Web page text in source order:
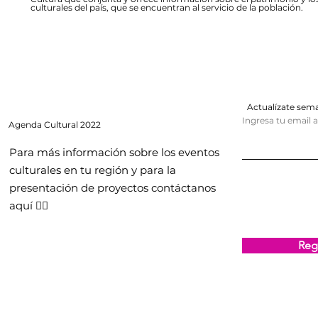
culturales del país, que se encuentran al servicio de la población.
Agenda Cultural 2022
Para más información sobre los eventos
culturales en tu región y para la
presentación de proyectos contáctanos
aquí 👇🏻
Actualízate
Ingresa tu email